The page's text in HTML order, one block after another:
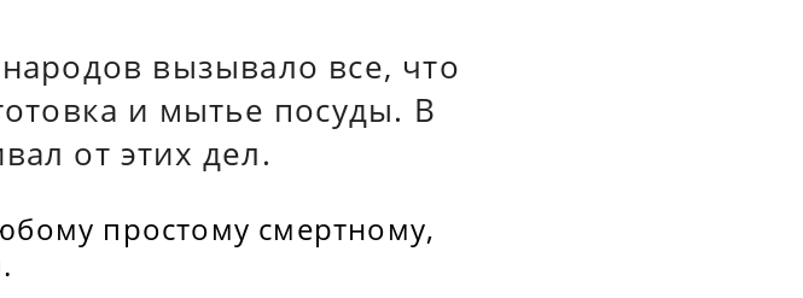
вызывало все, что
и мытье посуды. В
от этих дел.
простому смертному,